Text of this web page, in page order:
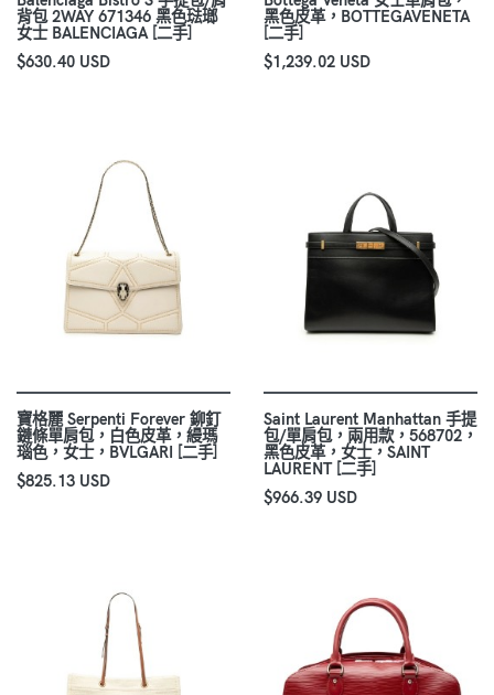
背包 2WAY 671346 黑色琺瑯
女士 BALENCIAGA [二手]
$630.40 USD
黑色皮革，BOTTEGAVENETA
[二手]
$1,239.02 USD
寶格麗 Serpenti Forever 鉚釘
鏈條單肩包，白色皮革，縵瑪
瑙色，女士，BVLGARI [二手]
$825.13 USD
Saint Laurent Manhattan 手提
包/單肩包，兩用款，568702，
黑色皮革，女士，SAINT
LAURENT [二手]
$966.39 USD